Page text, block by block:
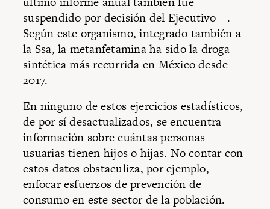
suspendido por decisión del Ejecutivo—.
Según este organismo, integrado también a
la Ssa, la metanfetamina ha sido la droga
sintética más recurrida en México desde
2017.
En ninguno de estos ejercicios estadísticos,
de por sí desactualizados, se encuentra
información sobre cuántas personas
usuarias tienen hijos o hijas. No contar con
estos datos obstaculiza, por ejemplo,
enfocar esfuerzos de prevención de
consumo en este sector de la población.